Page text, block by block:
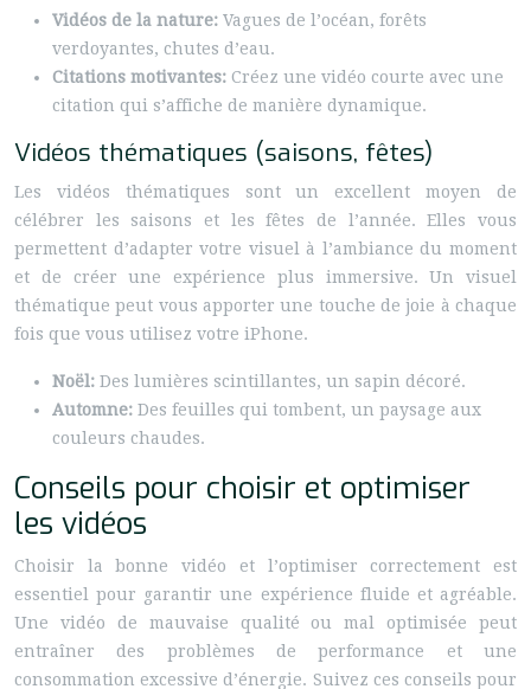
Vidéos de la nature: Vagues de l’océan, forêts
verdoyantes, chutes d’eau.
Citations motivantes: Créez une vidéo courte avec une
citation qui s’affiche de manière dynamique.
Vidéos thématiques (saisons, fêtes)
Les vidéos thématiques sont un excellent moyen de
célébrer les saisons et les fêtes de l’année. Elles vous
permettent d’adapter votre visuel à l’ambiance du moment
et de créer une expérience plus immersive. Un visuel
thématique peut vous apporter une touche de joie à chaque
fois que vous utilisez votre iPhone.
Noël: Des lumières scintillantes, un sapin décoré.
Automne: Des feuilles qui tombent, un paysage aux
couleurs chaudes.
Conseils pour choisir et optimiser
les vidéos
Choisir la bonne vidéo et l’optimiser correctement est
essentiel pour garantir une expérience fluide et agréable.
Une vidéo de mauvaise qualité ou mal optimisée peut
entraîner des problèmes de performance et une
consommation excessive d’énergie. Suivez ces conseils pour